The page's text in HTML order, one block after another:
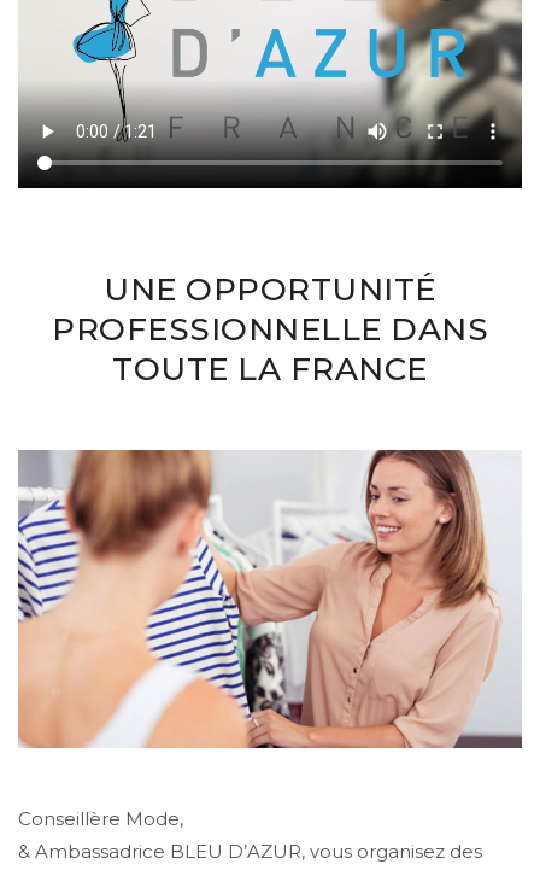
UNE OPPORTUNITÉ
PROFESSIONNELLE DANS
TOUTE LA FRANCE
Conseillère Mode,
& Ambassadrice BLEU D’AZUR, vous organisez des